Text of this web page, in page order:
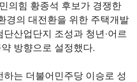
의힘 황종석 후보가 경쟁한
경의 대전환을 위한 주택개발
산업단지 조성과 청년·어르
방향으로 설정했다.
하는 더불어민주당 이승로 성